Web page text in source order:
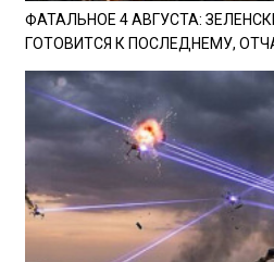
ФАТАЛЬНОЕ 4 АВГУСТА:
ГОТОВИТСЯ К ПОСЛЕДНЕМУ,